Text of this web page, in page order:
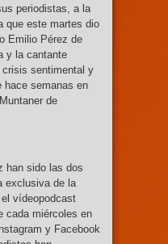
periodistas, a la
que este martes dio
Emilio Pérez de
y la cantante
crisis sentimental y
hace semanas en
de
han sido las dos
exclusiva de la
vídeopodcast
cada miércoles en
y Facebook